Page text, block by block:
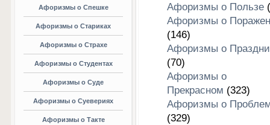
Афоризмы о Спешке
Афоризмы о Стариках
Афоризмы о Страхе
Афоризмы о Студентах
Афоризмы о Суде
Афоризмы о Суевериях
Афоризмы о Такте
Афоризмы о Пользе
Афоризмы о
(146)
Афоризмы о
(70)
Афоризмы о
Прекрасном (323)
Афоризмы о
(329)